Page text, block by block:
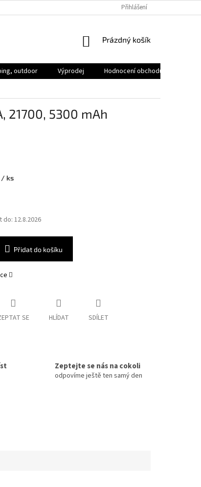
ÚDAJŮ Přihlášení
NÁKUPNÍ
Prázdný košík
outdoor Výprodej Hodnocení obchodu
21700, 5300 mAh
/ ks
do: 12.8.2026
Přidat do košíku
SE HLÍDAT SDÍLET
Zeptejte se nás na cokoli
odpovíme ještě ten samý den